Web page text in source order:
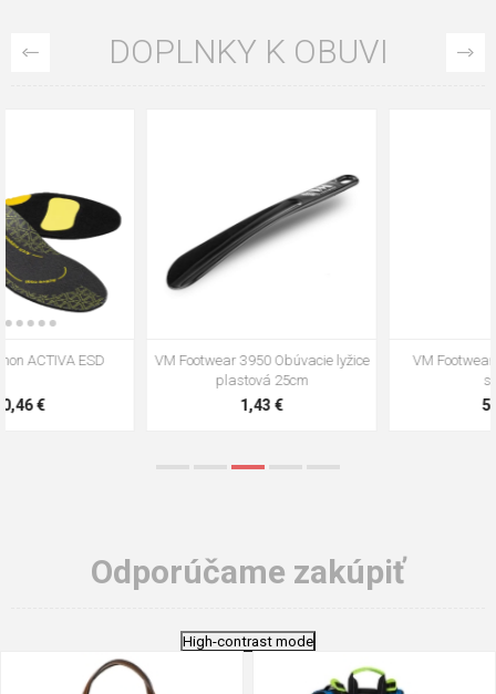
DOPLNKY K OBUVI
VM Footwear 3009 Vkladacia
VM Footwear 3102 Šnúrky ploché
Odporúčame zakúpiť
High-contrast mode